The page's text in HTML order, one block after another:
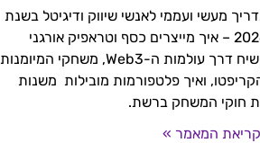
מעשי ועממי לאנשי שיווק ודיגיטל בשנת
2026 – איך מייצרים כסף וטראפיק אורגני
קשיח דרך עולמות ה-Web3, משחקי המיומנות
ואיך פלטפורמות מובילות משנות
חוקי המשחק ברשת.
המאמר »